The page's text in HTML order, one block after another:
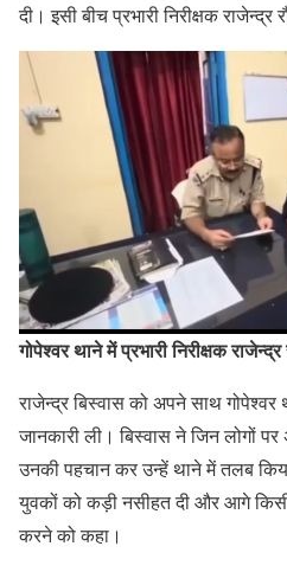
दी। इसी बीच प्रभारी निरीक्षक
गोपेश्वर थाने में प्रभारी निरीक्षक
राजेन्द्र बिस्वास को अपने साथ
जानकारी ली। बिस्वास ने जिन लोगों
उनकी पहचान कर उन्हें थाने में तलब
युवकों को कड़ी नसीहत दी और आगे
करने को कहा।